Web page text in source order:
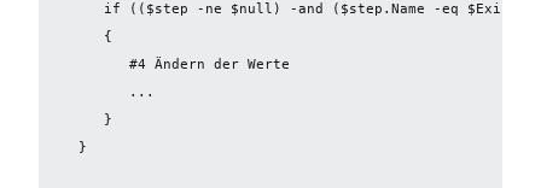
if (($step -ne $null) -and ($step.Name -eq
   {
      #4 Ändern der Werte
      ...
   }